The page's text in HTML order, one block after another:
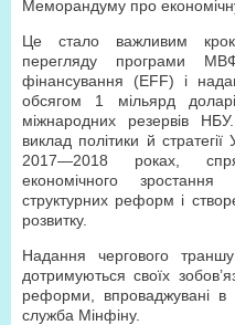
Меморандуму про
Це стало важливим
перегляду програми
фінансування (EFF) і
обсягом 1 мільярд
міжнародних резервів
виклад політики й
2017—2018 роках,
економічного
структурних реформ і
розвитку.
Надання чергового
дотримуються своїх
реформи, впроваджувані в
служба Мінфіну.